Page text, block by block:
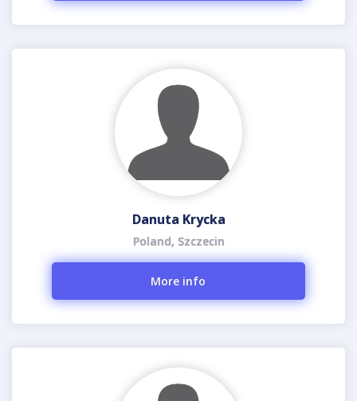
Danuta Krycka
Poland, Szczecin
More info